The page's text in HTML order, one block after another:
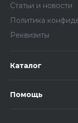
Статьи и новости
Политика
Реквизиты
Каталог
Помощь